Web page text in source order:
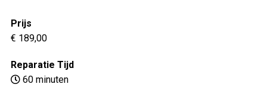
Prijs
€ 189,00
Reparatie Tijd
60 minuten